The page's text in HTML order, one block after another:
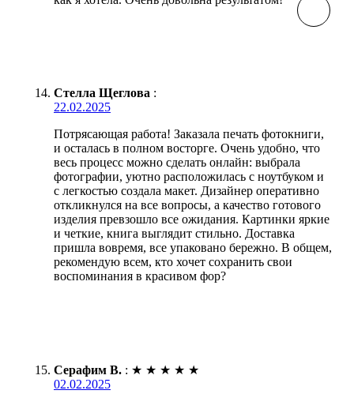
Стелла Щеглова :
22.02.2025
Потрясающая работа! Заказала печать фотокниги,
и осталась в полном восторге. Очень удобно, что
весь процесс можно сделать онлайн: выбрала
фотографии, уютно расположилась с ноутбуком и
с легкостью создала макет. Дизайнер оперативно
откликнулся на все вопросы, а качество готового
изделия превзошло все ожидания. Картинки яркие
и четкие, книга выглядит стильно. Доставка
пришла вовремя, все упаковано бережно. В общем,
рекомендую всем, кто хочет сохранить свои
воспоминания в красивом фор?
Серафим В. : ★ ★ ★ ★ ★
02.02.2025